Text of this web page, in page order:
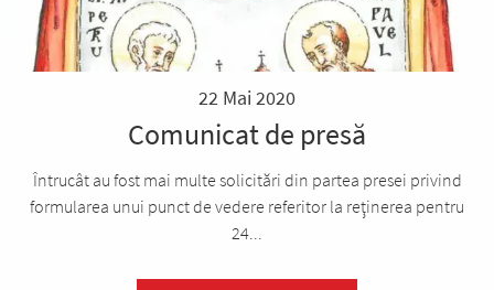
22 Mai 2020
Comunicat de presă
Întrucât au fost mai multe solicitări din partea presei privind
formularea unui punct de vedere referitor la reţinerea pentru
24...